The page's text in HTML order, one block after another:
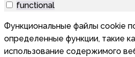
functional
Функциональные файлы cookie
определенные функции, такие
использование содержимого